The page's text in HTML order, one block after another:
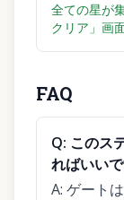
全ての星が
クリア」画
FAQ
Q: このス
ればいい
A: ゲート